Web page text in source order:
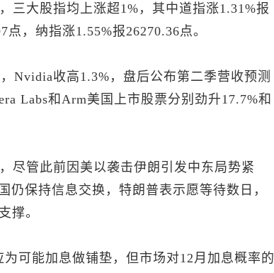
三大股指均上涨超1%，其中道指涨1.31%报
点，纳指涨1.55%报26270.36点。
Nvidia收高1.3%，盘后公布第二季营收预测
Labs和Arm美国上市股票分别劲升17.7%和
尽管此前因美以袭击伊朗引发中东局势紧
保持信息交换，特朗普表示愿等待数日，
撑。
可能加息做铺垫，但市场对12月加息概率的